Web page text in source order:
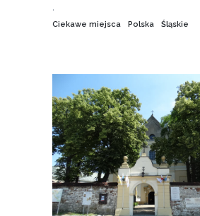
.
Ciekawe miejsca Polska Śląskie